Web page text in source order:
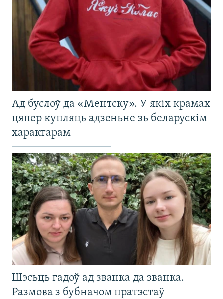
Ад буслоў да «Ментску». У якіх крамах
цяпер купляць адзеньне зь беларускім
характарам
Шэсьць гадоў ад званка да званка.
Размова з бубначом пратэстаў